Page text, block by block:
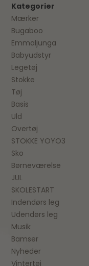
Kategorier
Mærker
Bugaboo
Emmaljunga
Babyudstyr
Legetøj
Stokke
Tøj
Basis
Uld
Overtøj
STOKKE YOYO3
Sko
Børneværelse
JUL
SKOLESTART
Indendørs leg
Udendørs leg
Musik
Bamser
Nyheder
Vintertøj